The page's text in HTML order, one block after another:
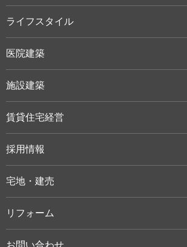
ライフスタイル
医院建築
施設建築
賃貸住宅経営
採用情報
宅地・建売
リフォーム